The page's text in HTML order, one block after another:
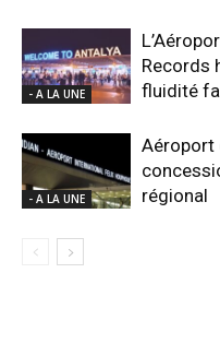
- A LA UNE
Records
fluidité
- A LA UNE
Aéroport
régional